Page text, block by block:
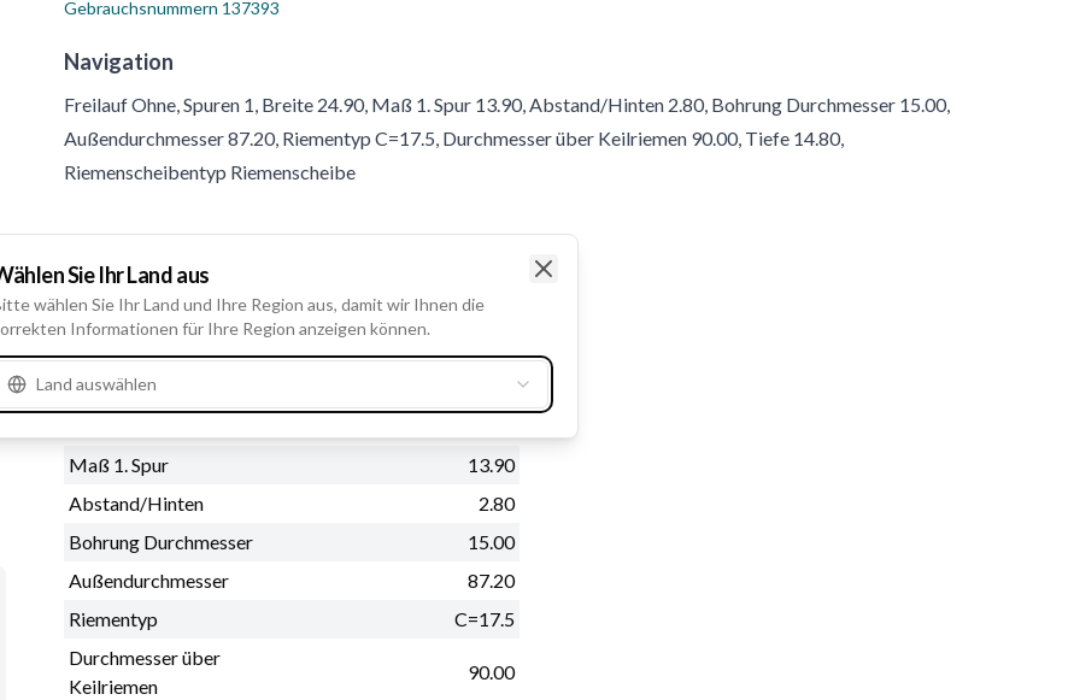
Gebrauchsnummern 137393
Navigation
Freilauf Ohne, Spuren 1, Breite 24.90, Maß 1. Spur 13.90, Abstand/Hinten 2.80, Bohrung Durchmesser 15.00,
Außendurchmesser 87.20, Riementyp C=17.5, Durchmesser über Keilriemen 90.00, Tiefe 14.80,
Riemenscheibentyp Riemenscheibe
Physische Informationen
Spuren
Maß 1. Spur
13.90
Abstand/Hinten
2.80
Bohrung Durchmesser
15.00
Außendurchmesser
87.20
Riementyp
C=17.5
Durchmesser über
Keilriemen
90.00
Sie Ihr Land aus
wählen Sie Ihr Land und Ihre Region aus, damit wir Ihnen die
Informationen für Ihre Region anzeigen können.
Land auswählen